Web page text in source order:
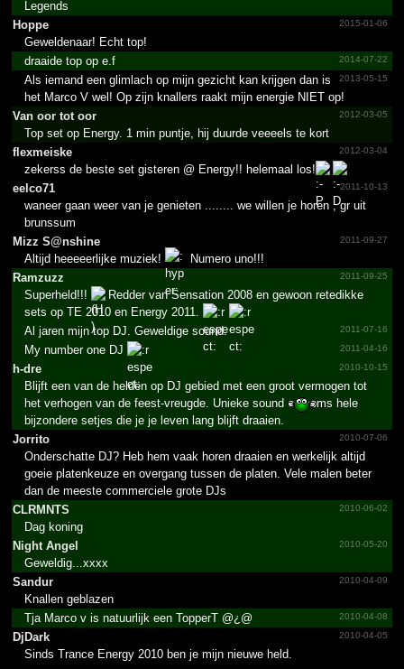
Legends
Hoppe
2015-01-06
Geweldenaar! Echt top!
2014-07-22
draaide top op e.f
2013-05-15
Als iemand een glimlach op mijn gezicht kan krijgen dan is
het Marco V wel! Op zijn knallers raakt mijn energie NIET op!
Van oor tot oor
2012-03-05
Top set op Energy. 1 min puntje, hij duurde veeeels te kort
flexmeiske
2012-03-04
zekerss de beste set gisteren @ Energy!! helemaal los!
eelco71
2011-10-13
waneer gaan weer van je genieten ........ we willen je horen , gr uit
brunssum
Mizz S@­nshine
2011-09-27
Altijd heeeeerlijke muziek!
Numero uno!!!
Ramzuzz
2011-09-25
Superheld!!!
Redder van Sensation 2008 en gewoon retedikke
sets op TE 2010 en Energy 2011.
2011-07-16
Al jaren mijn top DJ. Geweldige sound.
2011-04-16
My number one DJ
h-dre
2010-10-15
Blijft een van de helden op DJ gebied met een groot vermogen tot
het verhogen van de feest-vreugde. Unieke sound en soms hele
bijzondere setjes die je je leven lang blijft draaien.
Jorrito
2010-07-06
Onderschatte DJ? Heb hem vaak horen draaien en werkelijk altijd
goeie platenkeuze en overgang tussen de platen. Vele malen beter
dan de meeste commerciele grote DJs
CLRMNTS
2010-06-02
Dag koning
Night Angel
2010-05-20
Geweldig...xxxx
Sandur
2010-04-09
Knallen geblazen
2010-04-08
Tja Marco v is natuurlijk een TopperT @¿@
DjDark
2010-04-05
Sinds Trance Energy 2010 ben je mijn nieuwe held.